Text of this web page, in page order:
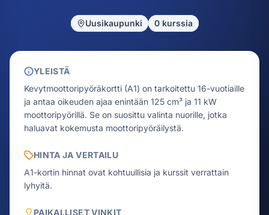
Uusikaupunki 0kurssia
YLEISTÄ
Kevytmoottoripyöräkortti (A1) on tarkoitettu 16-vuotiaille
ja antaa oikeuden ajaa enintään 125 cm³ ja 11 kW
moottoripyörillä. Se on suosittu valinta nuorille, jotka
haluavat kokemusta moottoripyöräilystä.
HINTA JA VERTAILU
A1-kortin hinnat ovat kohtuullisia ja kurssit verrattain
lyhyitä.
PAIKALLISET VINKIT